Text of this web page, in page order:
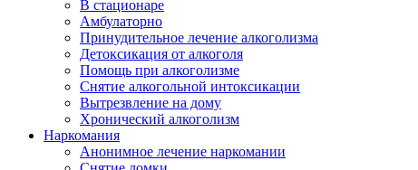
В стационаре
Амбулаторно
Принудительное лечение алкоголизма
Детоксикация от алкоголя
Помощь при алкоголизме
Снятие алкогольной интоксикации
Вытрезвление на дому
Хронический алкоголизм
Наркомания
Анонимное лечение наркомании